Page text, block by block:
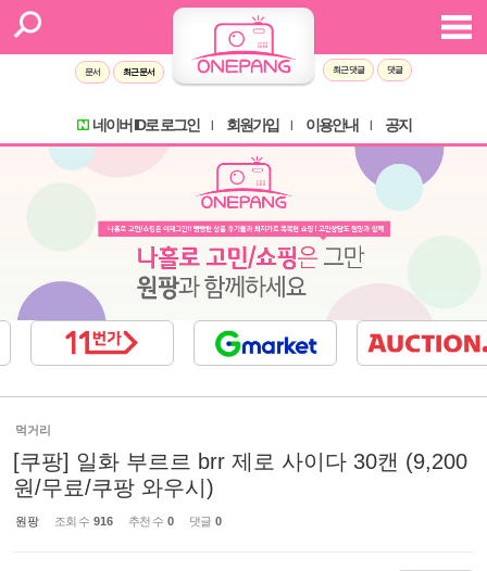
문서 최근 문서 최근 댓글 댓글
네이버 ID로 로그인 회원가입 이용안내 공지
먹거리
[쿠팡] 일화 부르르 brr 제로 사이다 30캔 (9,200
원/무료/쿠팡 와우시)
원팡 조회 수 916 추천 수 0 댓글 0